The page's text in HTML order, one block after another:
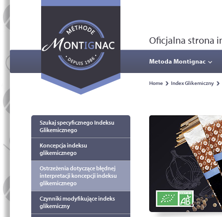
Oficjalna strona
Metoda Montignac
Home Index Glikemiczny
Szukaj specyficznego Indeksu
Glikemicznego
Koncepcja indeksu
glikemicznego
Ostrzeżenia dotyczące błędnej
interpretacji koncepcji indeksu
glikemicznego
Czynniki modyfikujące indeks
glikemiczny